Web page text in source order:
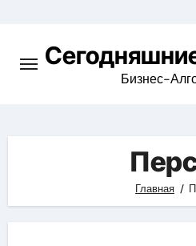
содержимому
Бизнес-
Главная